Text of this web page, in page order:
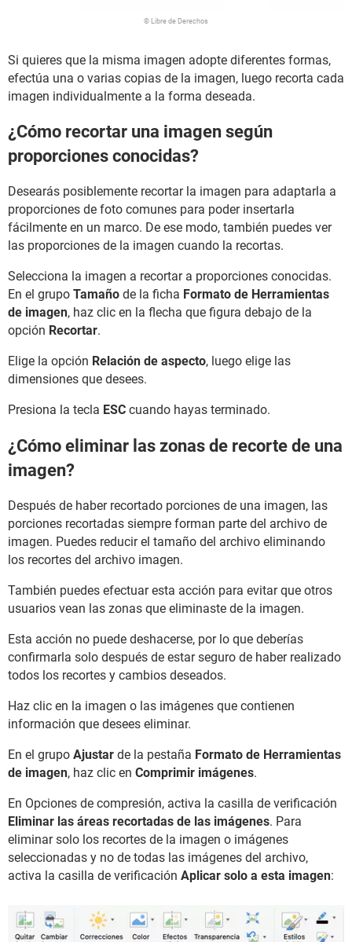
© Libre de Derechos
Si quieres que la misma imagen adopte diferentes formas,
efectúa una o varias copias de la imagen, luego recorta cada
imagen individualmente a la forma deseada.
¿Cómo recortar una imagen según
proporciones conocidas?
Desearás posiblemente recortar la imagen para adaptarla a
proporciones de foto comunes para poder insertarla
fácilmente en un marco. De ese modo, también puedes ver
las proporciones de la imagen cuando la recortas.
Selecciona la imagen a recortar a proporciones conocidas.
En el grupo Tamaño de la ficha Formato de Herramientas
de imagen, haz clic en la flecha que figura debajo de la
opción Recortar.
Elige la opción Relación de aspecto, luego elige las
dimensiones que desees.
Presiona la tecla ESC cuando hayas terminado.
¿Cómo eliminar las zonas de recorte de una
imagen?
Después de haber recortado porciones de una imagen, las
porciones recortadas siempre forman parte del archivo de
imagen. Puedes reducir el tamaño del archivo eliminando
los recortes del archivo imagen.
También puedes efectuar esta acción para evitar que otros
usuarios vean las zonas que eliminaste de la imagen.
Esta acción no puede deshacerse, por lo que deberías
confirmarla solo después de estar seguro de haber realizado
todos los recortes y cambios deseados.
Haz clic en la imagen o las imágenes que contienen
información que desees eliminar.
En el grupo Ajustar de la pestaña Formato de Herramientas
de imagen, haz clic en Comprimir imágenes.
En Opciones de compresión, activa la casilla de verificación
Eliminar las áreas recortadas de las imágenes. Para
eliminar solo los recortes de la imagen o imágenes
seleccionadas y no de todas las imágenes del archivo,
activa la casilla de verificación Aplicar solo a esta imagen: